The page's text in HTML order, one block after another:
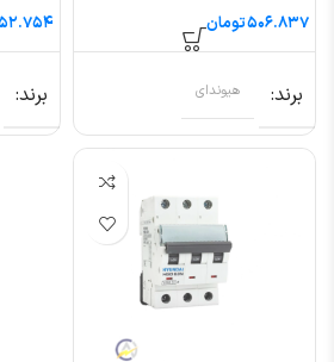
تومان
برند هیوندای برند